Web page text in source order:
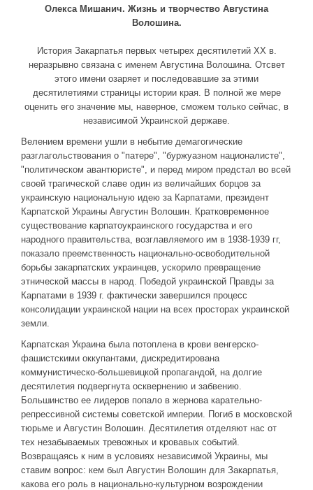
Серия игр Mount and Blade
Вселенные Warhammer
Серия игр «История войн»
КРЕАТИВ
Творчество СиЧевиков
Блоги о рыбалке
Черный Гетман (роман)
Загадки и тайны истории
Наше время
Новое время
Крестовые походы
Античность
Средние века
Олекса Мишанич. Жизнь и творчество Августина
Волошина.
История Закарпатья первых четырех десятилетий XX в.
неразрывно связана с именем Августина Волошина. Отсвет
этого имени озаряет и последовавшие за этими
десятилетиями страницы истории края. В полной же мере
оценить его значение мы, наверное, сможем только сейчас, в
независимой Украинской державе.
Велением времени ушли в небытие демагогические
разглагольствования о "патере", "буржуазном националисте",
"политическом авантюристе", и перед миром предстал во всей
своей трагической славе один из величайших борцов за
украинскую национальную идею за Карпатами, президент
Карпатской Украины Августин Волошин. Кратковременное
существование карпатоукраинского государства и его
народного правительства, возглавляемого им в 1938-1939 гг,
показало преемственность национально-освободительной
борьбы закарпатских украинцев, ускорило превращение
этнической массы в народ. Победой украинской Правды за
Карпатами в 1939 г. фактически завершился процесс
консолидации украинской нации на всех просторах украинской
земли.
Карпатская Украина была потоплена в крови венгерско-
фашистскими оккупантами, дискредитирована
коммунистическо-большевицкой пропагандой, на долгие
десятилетия подвергнута осквернению и забвению.
Большинство ее лидеров попало в жернова карательно-
репрессивной системы советской империи. Погиб в московской
тюрьме и Августин Волошин. Десятилетия отделяют нас от
тех незабываемых тревожных и кровавых событий.
Возвращаясь к ним в условиях независимой Украины, мы
ставим вопрос: кем был Августин Волошин для Закарпатья,
какова его роль в национально-культурном возрождении